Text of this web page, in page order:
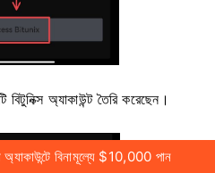
অ্যাকাউন্ট তৈরি করেছেন।
বিনামূল্যে $10,000 পান